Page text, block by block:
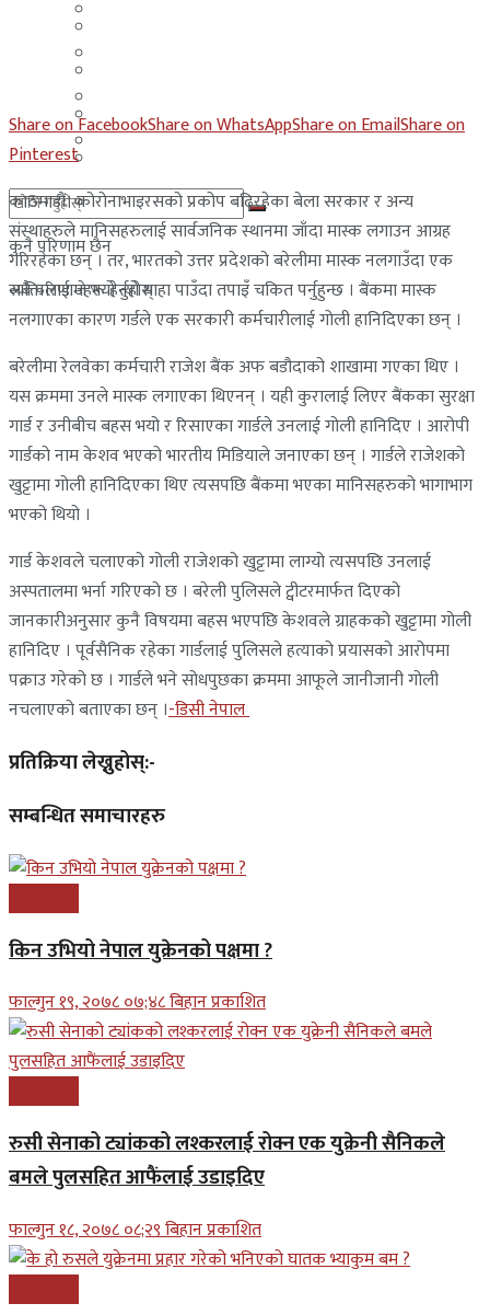
साउदी अरब
कुनै परिणाम छैन
सबै परिणामहरू हेर्नुहोस्
युएई
साउदी अरब
Share on FacebookShare on WhatsAppShare on EmailShare on
Pinterest
काठमाडौं। कोरोनाभाइरसको प्रकोप बढिरहेका बेला सरकार र अन्य
संस्थाहरुले मानिसहरुलाई सार्वजनिक स्थानमा जाँदा मास्क लगाउन आग्रह
गरिरहेका छन् । तर, भारतको उत्तर प्रदेशको बरेलीमा मास्क नलगाउँदा एक
व्यक्तिलाई जे भयो त्यो थाहा पाउँदा तपाइँ चकित पर्नुहुन्छ । बैंकमा मास्क
नलगाएका कारण गर्डले एक सरकारी कर्मचारीलाई गोली हानिदिएका छन् ।
बरेलीमा रेलवेका कर्मचारी राजेश बैंक अफ बडौदाको शाखामा गएका थिए ।
यस क्रममा उनले मास्क लगाएका थिएनन् । यही कुरालाई लिएर बैंकका सुरक्षा
गार्ड र उनीबीच बहस भयो र रिसाएका गार्डले उनलाई गोली हानिदिए । आरोपी
गार्डको नाम केशव भएको भारतीय मिडियाले जनाएका छन् । गार्डले राजेशको
खुट्टामा गोली हानिदिएका थिए त्यसपछि बैंकमा भएका मानिसहरुको भागाभाग
भएको थियो ।
गार्ड केशवले चलाएको गोली राजेशको खुट्टामा लाग्यो त्यसपछि उनलाई
अस्पतालमा भर्ना गरिएको छ । बरेली पुलिसले ट्वीटरमार्फत दिएको
जानकारीअनुसार कुनै विषयमा बहस भएपछि केशवले ग्राहकको खुट्टामा गोली
हानिदिए । पूर्वसैनिक रहेका गार्डलाई पुलिसले हत्याको प्रयासको आरोपमा
पक्राउ गरेको छ । गार्डले भने सोधपुछका क्रममा आफूले जानीजानी गोली
नचलाएको बताएका छन् ।-डिसी नेपाल
प्रतिक्रिया लेख्नुहोस्:-
सम्बन्धित समाचारहरु
किन उभियो नेपाल युक्रेनको पक्षमा ?
फाल्गुन १९, २०७८ ०७;४८ बिहान प्रकाशित
रुसी सेनाको ट्यांकको लश्करलाई रोक्न एक युक्रेनी सैनिकले
बमले पुलसहित आफैंलाई उडाइदिए
फाल्गुन १८, २०७८ ०८;२९ बिहान प्रकाशित